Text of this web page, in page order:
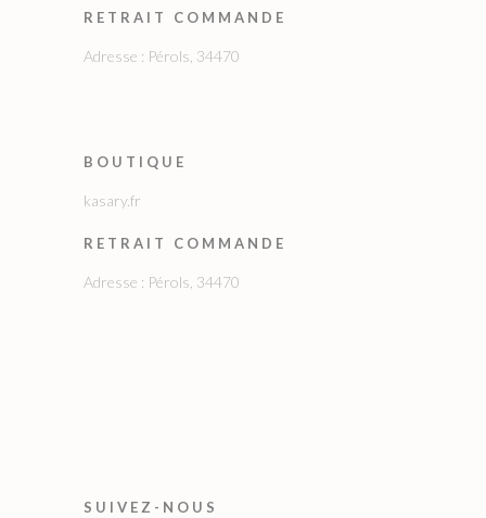
RETRAIT COMMANDE
Adresse : Pérols, 34470
BOUTIQUE
kasary.fr
RETRAIT COMMANDE
Adresse : Pérols, 34470
SUIVEZ-NOUS